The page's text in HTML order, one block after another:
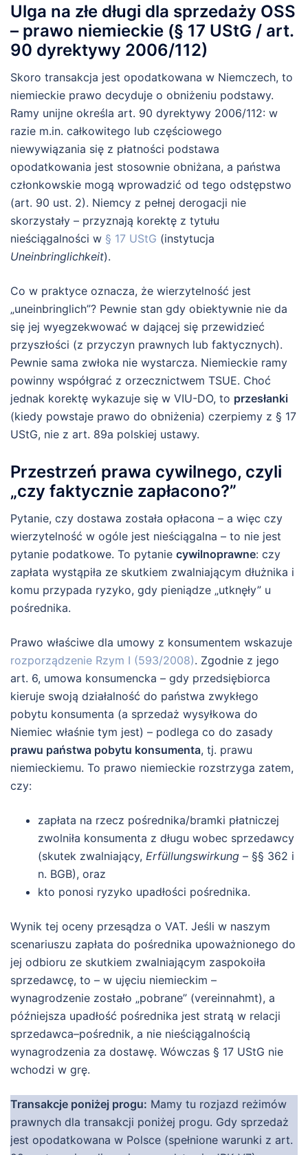
Ulga na złe długi dla sprzedaży OSS
– prawo niemieckie (§ 17 UStG / art.
90 dyrektywy 2006/112)
Skoro transakcja jest opodatkowana w Niemczech, to
niemieckie prawo decyduje o obniżeniu podstawy.
Ramy unijne określa art. 90 dyrektywy 2006/112: w
razie m.in. całkowitego lub częściowego
niewywiązania się z płatności podstawa
opodatkowania jest stosownie obniżana, a państwa
członkowskie mogą wprowadzić od tego odstępstwo
(art. 90 ust. 2). Niemcy z pełnej derogacji nie
skorzystały – przyznają korektę z tytułu
nieściągalności w § 17 UStG (instytucja
Uneinbringlichkeit).
Co w praktyce oznacza, że wierzytelność jest
„uneinbringlich”? Pewnie stan gdy obiektywnie nie da
się jej wyegzekwować w dającej się przewidzieć
przyszłości (z przyczyn prawnych lub faktycznych).
Pewnie sama zwłoka nie wystarcza. Niemieckie ramy
powinny współgrać z orzecznictwem TSUE. Choć
jednak korektę wykazuje się w VIU-DO, to przesłanki
(kiedy powstaje prawo do obniżenia) czerpiemy z § 17
UStG, nie z art. 89a polskiej ustawy.
Przestrzeń prawa cywilnego, czyli
„czy faktycznie zapłacono?”
Pytanie, czy dostawa została opłacona – a więc czy
wierzytelność w ogóle jest nieściągalna – to nie jest
pytanie podatkowe. To pytanie cywilnoprawne: czy
zapłata wystąpiła ze skutkiem zwalniającym dłużnika i
komu przypada ryzyko, gdy pieniądze „utknęły” u
pośrednika.
Prawo właściwe dla umowy z konsumentem wskazuje
rozporządzenie Rzym I (593/2008). Zgodnie z jego
art. 6, umowa konsumencka – gdy przedsiębiorca
kieruje swoją działalność do państwa zwykłego
pobytu konsumenta (a sprzedaż wysyłkowa do
Niemiec właśnie tym jest) – podlega co do zasady
prawu państwa pobytu konsumenta, tj. prawu
niemieckiemu. To prawo niemieckie rozstrzyga zatem,
czy:
zapłata na rzecz pośrednika/bramki płatniczej
zwolniła konsumenta z długu wobec sprzedawcy
(skutek zwalniający, Erfüllungswirkung – §§ 362 i
n. BGB), oraz
kto ponosi ryzyko upadłości pośrednika.
Wynik tej oceny przesądza o VAT. Jeśli w naszym
scenariuszu zapłata do pośrednika upoważnionego do
jej odbioru ze skutkiem zwalniającym zaspokoiła
sprzedawcę, to – w ujęciu niemieckim –
wynagrodzenie zostało „pobrane” (vereinnahmt), a
późniejsza upadłość pośrednika jest stratą w relacji
sprzedawca–pośrednik, a nie nieściągalnością
wynagrodzenia za dostawę. Wówczas § 17 UStG nie
wchodzi w grę.
Transakcje poniżej progu: Mamy tu rozjazd reżimów
prawnych dla transakcji poniżej progu. Gdy sprzedaż
jest opodatkowana w Polsce (spełnione warunki z art.